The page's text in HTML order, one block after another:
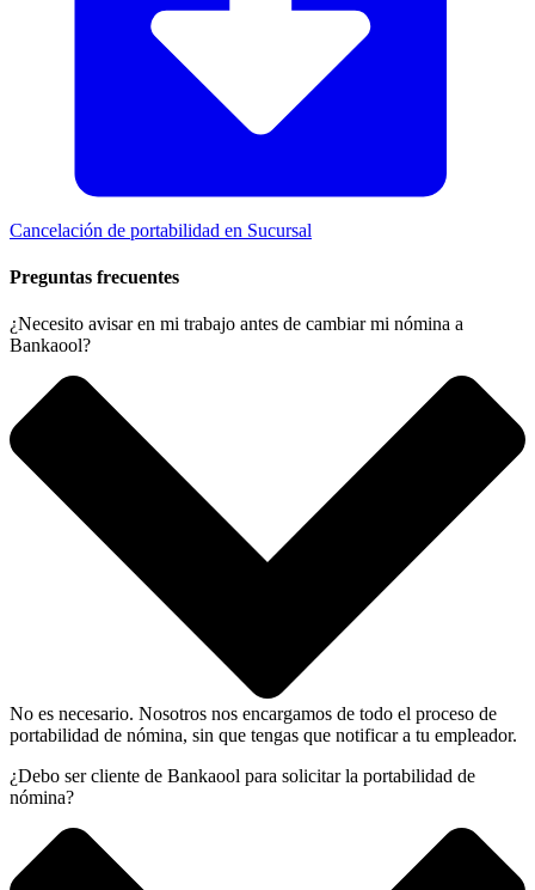
Cancelación de portabilidad en Sucursal
Preguntas frecuentes
¿Necesito avisar en mi trabajo antes de cambiar mi nómina a
Bankaool?
No es necesario. Nosotros nos encargamos de todo el proceso de
portabilidad de nómina, sin que tengas que notificar a tu empleador.
¿Debo ser cliente de Bankaool para solicitar la portabilidad de
nómina?